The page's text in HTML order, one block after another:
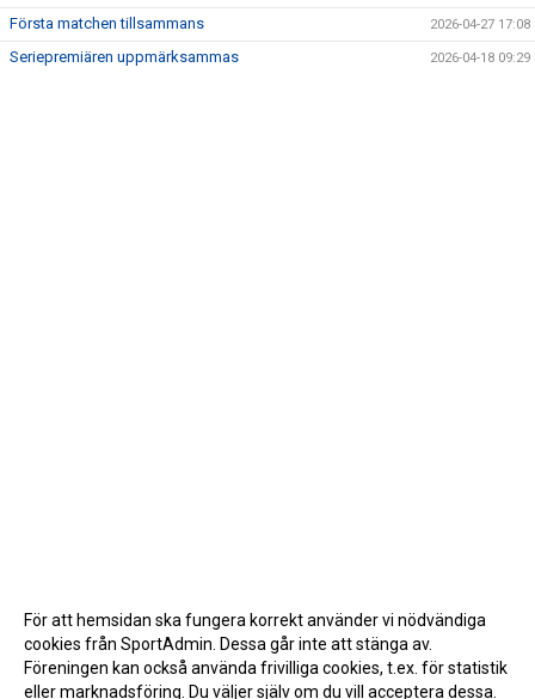
Första matchen tillsammans 2026-04-27 17:08
Seriepremiären uppmärksammas 2026-04-18 09:29
För att hemsidan ska fungera korrekt använder vi nödvändiga
cookies från SportAdmin. Dessa går inte att stänga av.
Föreningen kan också använda frivilliga cookies, t.ex. för statistik
eller marknadsföring. Du väljer själv om du vill acceptera dessa.